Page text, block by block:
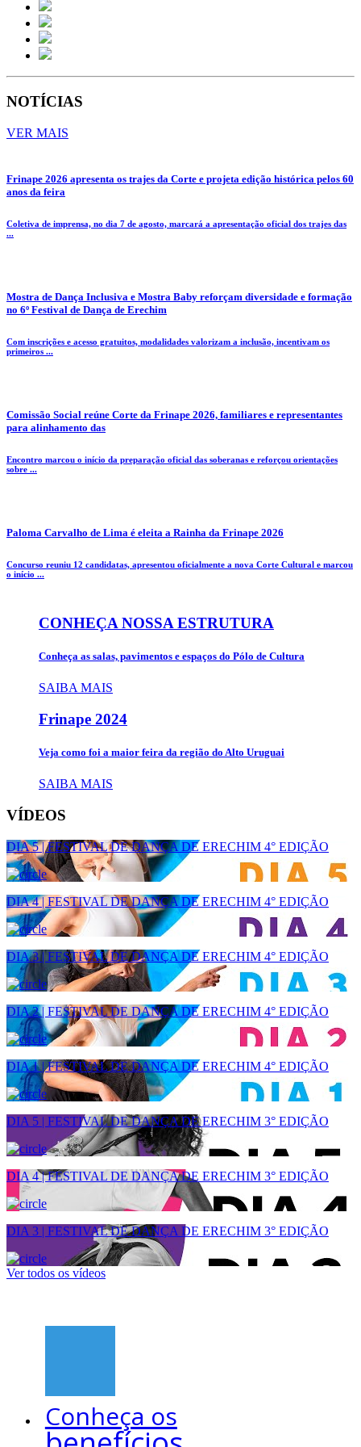
NOTÍCIAS
VER MAIS
Frinape 2026 apresenta os trajes da Corte e projeta edição histórica pelos 60
anos da feira
Coletiva de imprensa, no dia 7 de agosto, marcará a apresentação oficial dos trajes das
...
Mostra de Dança Inclusiva e Mostra Baby reforçam diversidade e formação
no 6º Festival de Dança de Erechim
Com inscrições e acesso gratuitos, modalidades valorizam a inclusão, incentivam os
primeiros ...
Comissão Social reúne Corte da Frinape 2026, familiares e representantes
para alinhamento das
Encontro marcou o início da preparação oficial das soberanas e reforçou orientações
sobre ...
Paloma Carvalho de Lima é eleita a Rainha da Frinape 2026
Concurso reuniu 12 candidatas, apresentou oficialmente a nova Corte Cultural e marcou
o início ...
CONHEÇA NOSSA ESTRUTURA
Conheça as salas, pavimentos e espaços do Pólo de Cultura
SAIBA MAIS
Frinape 2024
Veja como foi a maior feira da região do Alto Uruguai
SAIBA MAIS
VÍDEOS
DIA 5 | FESTIVAL DE DANÇA DE ERECHIM 4° EDIÇÃO
DIA 4 | FESTIVAL DE DANÇA DE ERECHIM 4° EDIÇÃO
DIA 3 | FESTIVAL DE DANÇA DE ERECHIM 4° EDIÇÃO
DIA 2 | FESTIVAL DE DANÇA DE ERECHIM 4° EDIÇÃO
DIA 1 | FESTIVAL DE DANÇA DE ERECHIM 4° EDIÇÃO
DIA 5 | FESTIVAL DE DANÇA DE ERECHIM 3° EDIÇÃO
DIA 4 | FESTIVAL DE DANÇA DE ERECHIM 3° EDIÇÃO
DIA 3 | FESTIVAL DE DANÇA DE ERECHIM 3° EDIÇÃO
Ver todos os vídeos
Conheça os